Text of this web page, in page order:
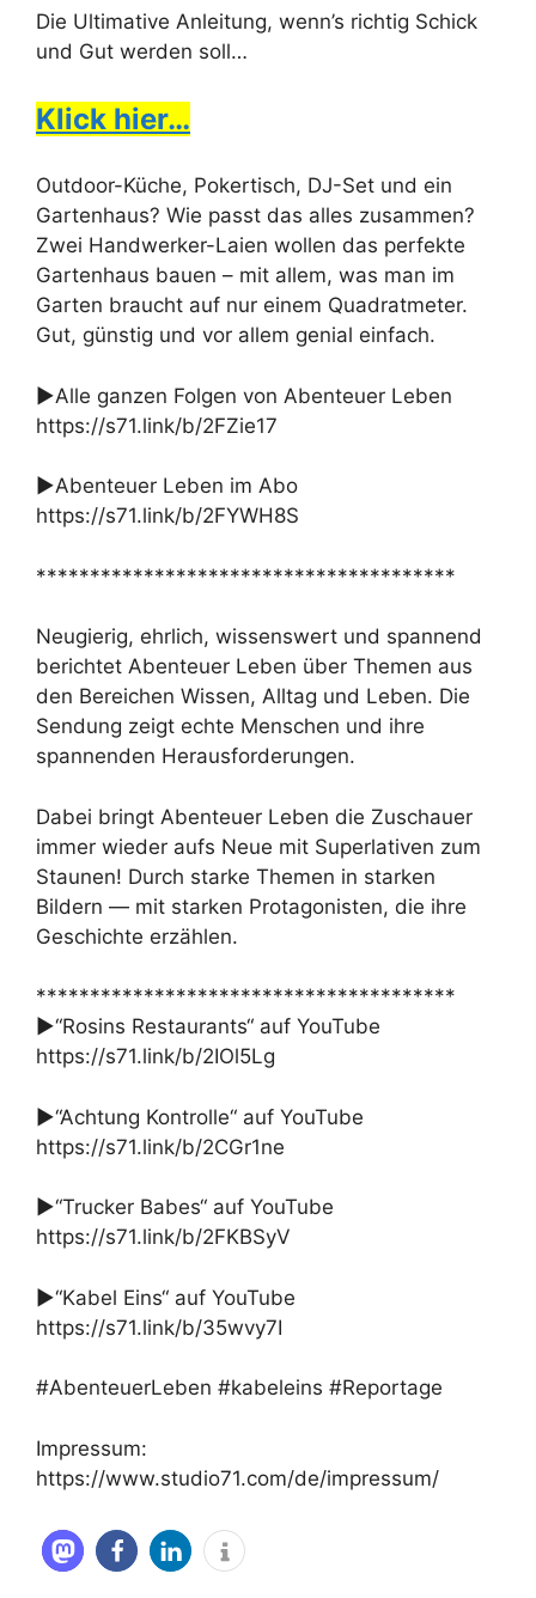
Die Ultimative Anleitung, wenn’s richtig Schick
und Gut werden soll…
Klick hier…
Outdoor-Küche, Pokertisch, DJ-Set und ein
Gartenhaus? Wie passt das alles zusammen?
Zwei Handwerker-Laien wollen das perfekte
Gartenhaus bauen – mit allem, was man im
Garten braucht auf nur einem Quadratmeter.
Gut, günstig und vor allem genial einfach.
►Alle ganzen Folgen von Abenteuer Leben
https://s71.link/b/2FZie17
►Abenteuer Leben im Abo
https://s71.link/b/2FYWH8S
***************************************
Neugierig, ehrlich, wissenswert und spannend
berichtet Abenteuer Leben über Themen aus
den Bereichen Wissen, Alltag und Leben. Die
Sendung zeigt echte Menschen und ihre
spannenden Herausforderungen.
Dabei bringt Abenteuer Leben die Zuschauer
immer wieder aufs Neue mit Superlativen zum
Staunen! Durch starke Themen in starken
Bildern — mit starken Protagonisten, die ihre
Geschichte erzählen.
***************************************
►“Rosins Restaurants“ auf YouTube
https://s71.link/b/2IOl5Lg
►“Achtung Kontrolle“ auf YouTube
https://s71.link/b/2CGr1ne
►“Trucker Babes“ auf YouTube
https://s71.link/b/2FKBSyV
►“Kabel Eins“ auf YouTube
https://s71.link/b/35wvy7I
#AbenteuerLeben #kabeleins #Reportage
Impressum:
https://www.studio71.com/de/impressum/